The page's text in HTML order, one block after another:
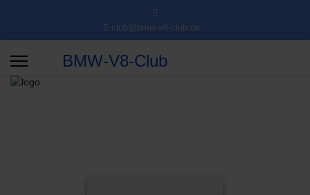
club@bmw-v8-club.de
BMW-V8-Club